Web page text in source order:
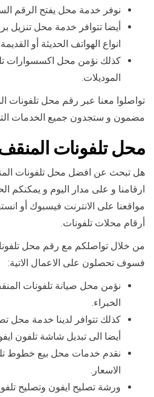
نوفر خدمة محل يفتح الرقم
أيضا تتوافر خدمة محل تنزيل
انواع الهواتف الحديثة أو
كذلك نؤمن محل اكسسوارات
الموديلات.
تواصلوا معنا عبر رقم محل تلفونات
مضمون و ستجدون جميع الخدمات
محل تلفونات
هل تبحث عن افضل محل تلفونات
ارقامنا و على مدار اليوم و يمكنكم
مواقعنا على الانترنت فيسبوك أو
أرقام محلات تلفونات.
من خلال تواصلكم مع رقم محل
فسوف تحصلون على الاعمال الاتية:
نؤمن محل صيانة تلفونات
الخبراء.
كذلك تتوافر لدينا خدمة محل
أيضا الى تبديل شاشة تلفون
نقدم خدمات محل بيع خطوط
الاسعار.
ورشة تصليح ايفون وتصليح